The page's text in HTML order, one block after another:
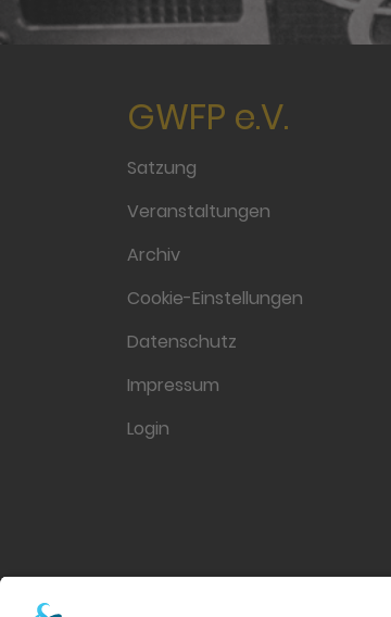
GWFP e.V.
Satzung
Veranstaltungen
Archiv
Cookie-Einstellungen
Datenschutz
Impressum
Login